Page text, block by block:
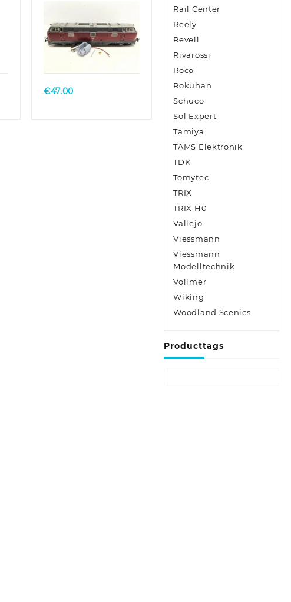
110, BR 111, BR 140,
u.a.
€47.00
Rail Center
Reely
Revell
Rivarossi
Roco
Rokuhan
Schuco
Sol Expert
Tamiya
TAMS Elektronik
TDK
Tomytec
TRIX
TRIX H0
Vallejo
Viessmann
Viessmann
Modelltechnik
Vollmer
Wiking
Woodland Scenics
Producttags